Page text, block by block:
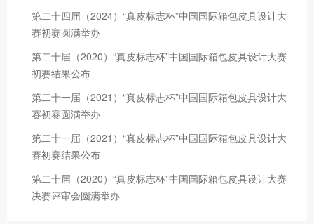
第二十四届（2024）“真皮标志杯”中国国际箱包皮具设计大
赛初赛圆满举办
第二十届（2020）“真皮标志杯”中国国际箱包皮具设计大赛
初赛结果公布
第二十一届（2021）“真皮标志杯”中国国际箱包皮具设计大
赛初赛圆满举办
第二十一届（2021）“真皮标志杯”中国国际箱包皮具设计大
赛初赛结果公布
第二十届（2020）“真皮标志杯”中国国际箱包皮具设计大赛
决赛评审会圆满举办